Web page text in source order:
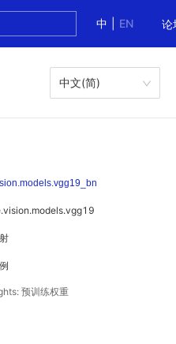
中
EN 论
中文(简)
预训练权重